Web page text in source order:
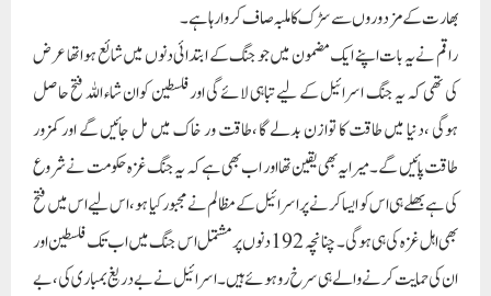
بھارت کے مزدوروں سے سڑک کا ملبہ صاف کروارہا ہے ۔
راقم نے یہ بات اپنے ایک مضمون میں جو جنگ کے ابتدائی دنوں میں شائع ہوا تھا عرض
کی تھی کہ یہ جنگ اسرائیل کے لیے تباہی لائے گی اور فلسطین کوان شاء اللہ فتح حاصل
ہوگی ،دنیا میں طاقت کا توازن بدلے گا ،طاقت ور خاک میں مل جائیں گے اور کمزور
طاقت پائیں گے ۔میرا یہ بھی یقین تھا اور اب بھی ہے کہ یہ جنگ غزہ حکومت نے شروع
کی ہے بھلے ہی اس کو ایسا کرنے پر اسرائیل کے مظالم نے مجبور کیا ہو ،اس لیے اس میں فتح
بھی اہل غزہ کی ہی ہوگی ۔چنانچہ 192دنوں پر مشتمل اس جنگ میں اب تک فلسطین اور
ان کی حمایت کرنے والے ہی سرخ رو ہوئے ہیں ۔اسرائیل نے بے دریغ بمباری کی ،بے